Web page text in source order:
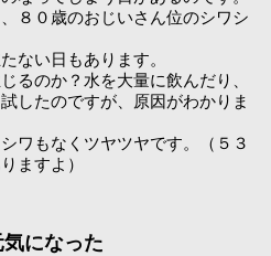
８０歳のおじいさん位のシワシ
ない日もあります。
るのか？水を大量に飲んだり、
したのですが、原因がわかりま
ワもなくツヤツヤです。（５３
ますよ）
になった